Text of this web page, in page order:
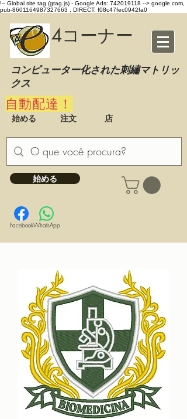
!-- Global site tag (gtag.js) - Google Ads: 742019118 --> google.com,
pub-8601164987327663 , DIRECT, f08c47fec0942fa0
4コーナー
コンピューター化された刺繡マトリッ
クス
自動配達！
始める 注文 店
始める
FacebookWhatsApp